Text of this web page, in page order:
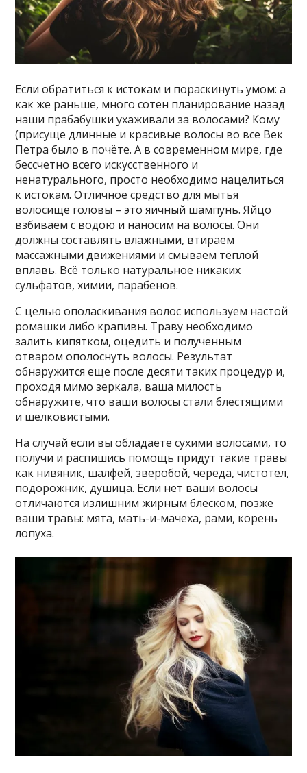
Если обратиться к истокам и пораскинуть умом: а
как же раньше, много сотен планирование назад
наши прабабушки ухаживали за волосами? Кому
(присуще длинные и красивые волосы во все Век
Петра было в почёте. А в современном мире, где
бессчетно всего искусственного и
ненатурального, просто необходимо нацелиться
к истокам. Отличное средство для мытья
волосище головы – это яичный шампунь. Яйцо
взбиваем с водою и наносим на волосы. Они
должны составлять влажными, втираем
массажными движениями и смываем тёплой
вплавь. Всё только натуральное никаких
сульфатов, химии, парабенов.
С целью ополаскивания волос используем настой
ромашки либо крапивы. Траву необходимо
залить кипятком, оцедить и полученным
отваром ополоснуть волосы. Результат
обнаружится еще после десяти таких процедур и,
проходя мимо зеркала, ваша милость
обнаружите, что ваши волосы стали блестящими
и шелковистыми.
На случай если вы обладаете сухими волосами, то
получи и распишись помощь придут такие травы
как нивяник, шалфей, зверобой, череда, чистотел,
подорожник, душица. Если нет ваши волосы
отличаются излишним жирным блеском, позже
ваши травы: мята, мать-и-мачеха, рами, корень
лопуха.